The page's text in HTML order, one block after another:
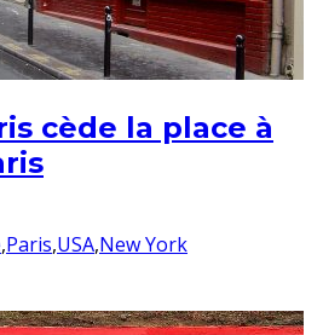
cède la place à
,Paris,USA,New York